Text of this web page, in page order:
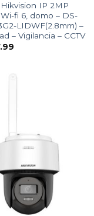
Hikvision IP 2MP
fi 6, domo – DS-
LIDWF(2.8mm) –
– Vigilancia – CCTV